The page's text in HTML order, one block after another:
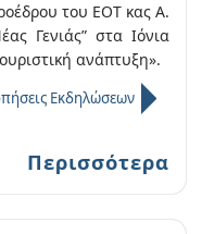
του ΕΟΤ κας Α.
Γενιάς” στα Ιόνια
ανάπτυξη».
Εκδηλώσεων
Περισσότερα